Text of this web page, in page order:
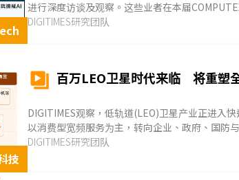
进行深度访谈及观察。这些业者在本届
车发展方向、汽车架构与车内互连升级、移动应
Physical AI落地方向发展。...
DIGITIMES研究团队
技
百万LEO卫星时代来临 将重塑
DIGITIMES观察，低轨道(LEO)卫星产业正进入
以消费型宽频服务为主，转向企业、政府、国防
场。相较传统地球同步轨道(GEO)卫星需长期承
化发展趋势。除SpaceX持续扩大星链(Starlink)
DIGITIMES研究团队